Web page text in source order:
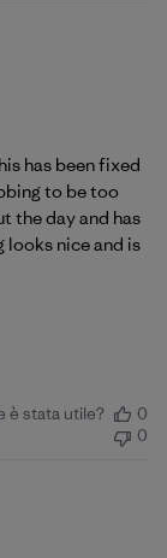
has been fixed
to be too
the day and has
looks nice and is
è stata utile?
0
0